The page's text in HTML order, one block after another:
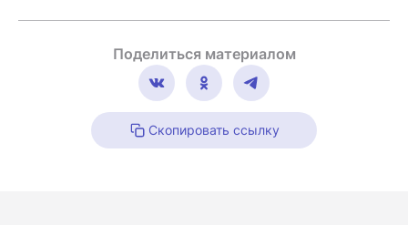
Поделиться материалом
Скопировать ссылку